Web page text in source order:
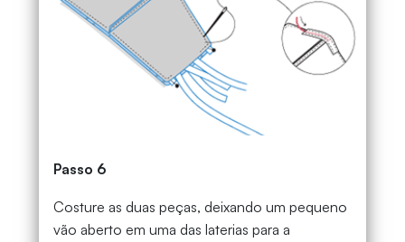
Passo 6
Costure as duas peças, deixando um pequeno
vão aberto em uma das laterias para a